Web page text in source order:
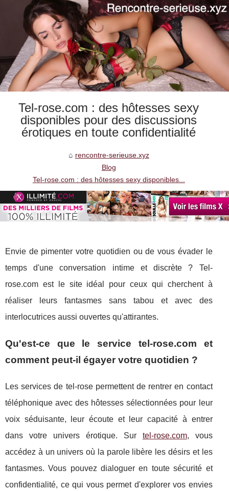
Tel-rose.com : des hôtesses sexy
disponibles pour des discussions
érotiques en toute confidentialité
rencontre-serieuse.xyz
Blog
Tel-rose.com : des hôtesses sexy disponibles...
Envie de pimenter votre quotidien ou de vous évader le
temps d'une conversation intime et discrète ? Tel-
rose.com est le site idéal pour ceux qui cherchent à
réaliser leurs fantasmes sans tabou et avec des
interlocutrices aussi ouvertes qu'attirantes.
Qu'est-ce que le service tel-rose.com et
comment peut-il égayer votre quotidien ?
Les services de tel-rose permettent de rentrer en contact
téléphonique avec des hôtesses sélectionnées pour leur
voix séduisante, leur écoute et leur capacité à entrer
dans votre univers érotique. Sur tel-rose.com, vous
accédez à un univers où la parole libère les désirs et les
fantasmes. Vous pouvez dialoguer en toute sécurité et
confidentialité, ce qui vous permet d'explorer vos envies